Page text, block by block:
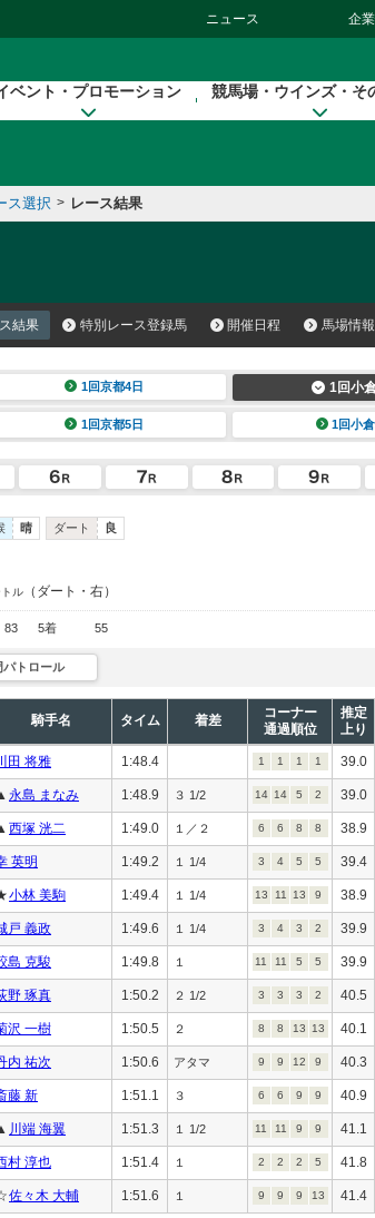
ニュース 企
ベント・プロモーション 競馬場・ウインズ・そ
ス選択 > レース結果
結果 特別レース登録馬 開催日程 馬場情報
1回京都4日 1回小
1回京都5日 1回小
晴 ダート 良
トル （ダート・右）
83 5着 55
パトロール
騎手名 タイム 着差
コーナー
通過順位
推定
上り
田 将雅 1:48.4 1 1 1 1 39.0
永島 まなみ 1:48.9 ３ 1/2 14 14 5 2 39.0
西塚 洸二 1:49.0 １／２ 6 6 8 8 38.9
英明 1:49.2 １ 1/4 3 4 5 5 39.4
小林 美駒 1:49.4 １ 1/4 13 11 13 9 38.9
戸 義政 1:49.6 １ 1/4 3 4 3 2 39.9
島 克駿 1:49.8 １ 11 11 5 5 39.9
野 琢真 1:50.2 ２ 1/2 3 3 3 2 40.5
沢 一樹 1:50.5 ２ 8 8 13 13 40.1
内 祐次 1:50.6 アタマ 9 9 12 9 40.3
藤 新 1:51.1 ３ 6 6 9 9 40.9
川端 海翼 1:51.3 １ 1/2 11 11 9 9 41.1
村 淳也 1:51.4 １ 2 2 2 5 41.8
佐々木 大輔 1:51.6 １ 9 9 9 13 41.4